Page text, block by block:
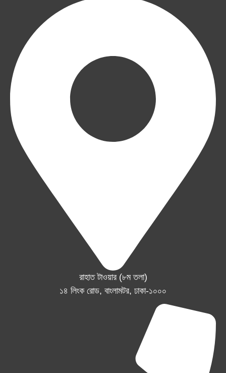
রাহাত টাওয়ার (৮ম তলা)
১৪ লিংক রোড, বাংলামটর, ঢাকা-১০০০